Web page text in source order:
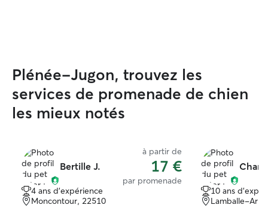
Plénée-Jugon, trouvez les
services de promenade de chien
les mieux notés
Bertille J.
à partir de
17 €
par promenade
4 ans d'expérience
Moncontour, 22510
10 ans
Lamballe-